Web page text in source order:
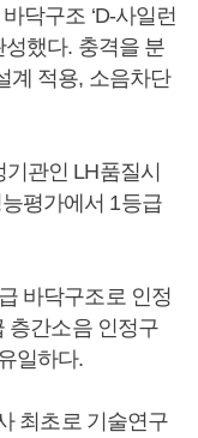
닥구조 ‘D-사일런
성했다. 충격을 분
계 적용, 소음차단
관인 LH품질시
평가에서 1등급
바닥구조로 인정
층간소음 인정구
일하다.
최초로 기술연구